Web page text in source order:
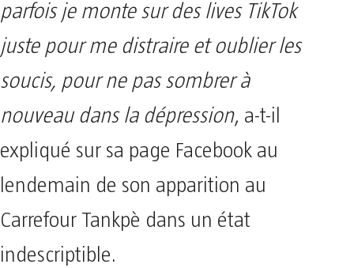
parfois je monte sur des lives TikTok
juste pour me distraire et oublier les
soucis, pour ne pas sombrer à
nouveau dans la dépression, a-t-il
expliqué sur sa page Facebook au
lendemain de son apparition au
Carrefour Tankpè dans un état
indescriptible.